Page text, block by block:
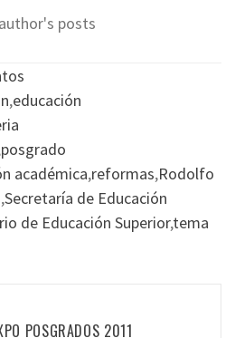
posts
,educación
posgrado
académica,reformas,Rodolfo
,Secretaría de Educación
de Educación Superior,tema
POSGRADOS 2011